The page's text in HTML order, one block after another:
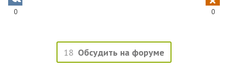
0 0
18 Обсудить на форуме